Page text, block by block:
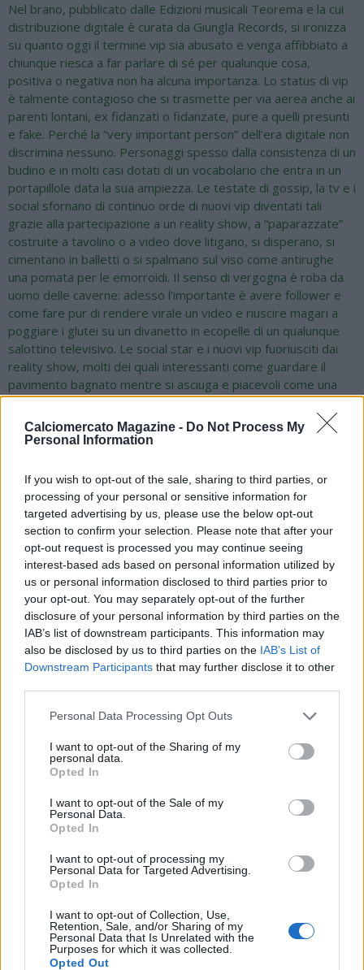
Calciomercato Magazine - Do Not Process My
Personal Information
If you wish to opt-out of the sale, sharing to third parties, or
processing of your personal or sensitive information for
targeted advertising by us, please use the below opt-out
section to confirm your selection. Please note that after your
opt-out request is processed you may continue seeing
interest-based ads based on personal information utilized by
us or personal information disclosed to third parties prior to
your opt-out. You may separately opt-out of the further
disclosure of your personal information by third parties on the
IAB’s list of downstream participants. This information may
also be disclosed by us to third parties on the IAB’s List of
Downstream Participants that may further disclose it to other
Personal Data Processing Opt Outs
I want to opt-out of the Sharing of my
personal data.
Opted In
I want to opt-out of the Sale of my
Personal Data.
Opted In
I want to opt-out of processing my
Personal Data for Targeted Advertising.
Opted In
I want to opt-out of Collection, Use,
Retention, Sale, and/or Sharing of my
Personal Data that Is Unrelated with the
Purposes for which it was collected.
Opted Out
Nel brano, pubblicato dalle Edizioni musicali Teorema e la cui
distribuzione digitale è curata da Giungla Records, si ironizza
su quanto oggi il termine vip sia abusato e venga affibbiato a
chiunque riesca a far parlare di sé per qualunque cosa,
positiva o negativa non ha alcuna importanza. Lo status di vip
è talmente contagioso che si trasmette per via aerea anche ai
parenti lontani, ex fidanzati o fidanzate, pure a quelli presunti
e fake. Perché la “very important person” dell’era digitale non
discrimina nessuno. Personaggi spesso dalla consistenza di un
budino e in molti casi dotati di un vocabolario che entra in un
portapillole data la sua ampiezza. Le testate di gossip, la tv e i
social sfornano di continuo orde di nuovi vip diventati tali
grazie alla partecipazione a un reality show, a “paparazzate”
costruite a tavolino o a video dove litigano, si disperano, si
cimentano in balletti o si spalmano sul viso come antirughe
una pomata per le emorroidi. Il senso di vergogna è roba da
uomo delle caverne: adesso l’importante è avere follower e
come fare pur di rendere virale un video e riuscire magari a
poggiare i glutei su un divanetto in ecopelle di un qualunque
salottino televisivo. Le social star e i nuovi vip fuoriusciti dai
reality show, molti dei quali interessanti come guardare il
pavimento bagnato mentre si asciuga e piacevoli come una
gastroscopia, hanno ormai invaso ogni piattaforma
comunicativa e ci fanno sentire felici come una mosca in un
villaggio di stitici. Non c’è antistaminico o farmaco anti reflusso
uno spiffero che monetizzano qualunque cosa della propria
vita privata perché è il gossip a mantenerli in vita. “Morti di
fama” che, invitati come ospiti dei vari brand che partecipano
come sponsor, sfilano pure sui red carpet dei Festival
internazionali di cinema senza neppure aver fatto la comparsa
in uno dei film presentati. Personaggini che in molti casi sono
antipatici anche a loro stessi e che sui propri account social
pubblicano le loro immagini con decine di filtri per migliorare il
loro aspetto tanto da rendersi quasi irriconoscibili. Il brano
irride, inoltre, il politicamente corretto che ha infettato l’Italia,
forma ipocrita di rispetto verbale. Oggi a mezzanotte è stata
annunciata l’uscita della canzone durante una diretta
Instagram con Patrizia de Blanck, Igor Righetti, Lorenzo
brano è stata fatta anche in inglese e spagnolo in quanto il
progetto ha respiro internazionale.
Molto divertente anche il videoclip della canzone, sottotitolato
in inglese con la traduzione di Linda Tièche e pubblicato su
YouTube, la cui regia e fotografia sono di Max Filippini, la
produzione e post-produzione di Cameraworks - Roma, i
costumi di Stefano Giovani e vede la partecipazione come
special guest di Carla Pagliai e del bassotto pet influencer
Byron Righetti con quasi 26 mila follower su Instagram.